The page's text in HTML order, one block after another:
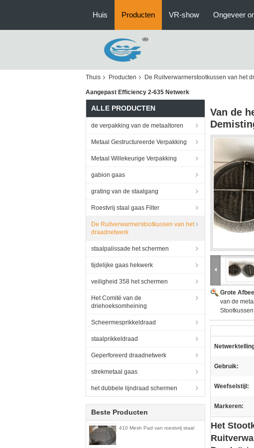
Huis Producten VR-show Ongeveer
Thuis Producten De Ruitverwarmerstootkussen van het
Aangepast Efficiency 2-635 Netwerk
ALLE PRODUCTEN
de verpakking van de metaaltoren
Metaal Gestructureerde Verpakking
Metaal Willekeurige Verpakking
gabion gaas
grating van de staalgang
Roestvrij staal gaas Filter
De Ruitverwarmerstootkussen van het
draadnetwerk
staalpalissade het schermen
tijdelijke gaas hekwerk
veiligheid 358 het schermen
Het Comité van de
driehoeksomheining
Scheermesprikkeldraad
staalprikkeldraad
Geperforeerd draadnetwerk
strekmetaal gaas
het dubbele lijndraad schermen
Beste Producten
410 Mesh Pad van roestvrij staal
Van de
Grote
van de
Gebruik:
Weefselstijl:
Markeren:
Het